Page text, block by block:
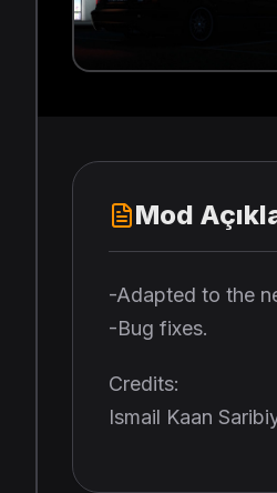
Mod
-Adapted to the
-Bug fixes.
Credits:
Ismail Kaan